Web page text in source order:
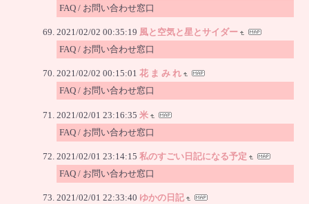
FAQ / お問い合わせ窓口
2021/02/02 00:35:19 風と空気と星とサイダー
FAQ / お問い合わせ窓口
2021/02/02 00:15:01 花 ま み れ
FAQ / お問い合わせ窓口
2021/02/01 23:16:35 米
FAQ / お問い合わせ窓口
2021/02/01 23:14:15 私のすごい日記になる予定
FAQ / お問い合わせ窓口
2021/02/01 22:33:40 ゆかの日記